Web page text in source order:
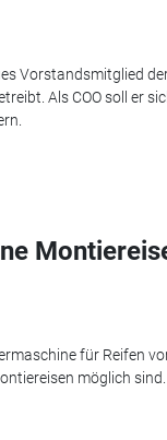
Vorstandsmitglied
Als COO soll er
für Reifen
möglich sind.